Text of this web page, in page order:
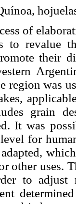
of
to revalue
their
region was
grain
It was
for
other uses.
to adjust